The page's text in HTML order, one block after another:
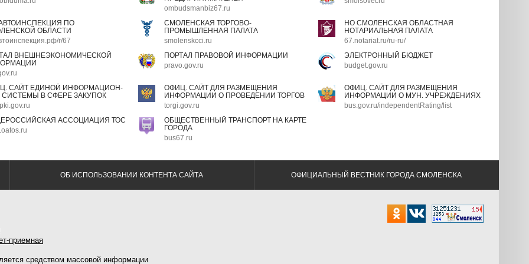
ombudsmanbiz67.ru
ПО
ОБЛАСТИ
r/67
СМОЛЕНСКАЯ ТОРГОВО-
ПРОМЫШЛЕННАЯ ПАЛАТА
smolenskcci.ru
НО СМОЛЕНСКАЯ ОБЛАСТНАЯ
НОТАРИАЛЬНАЯ ПАЛАТА
67.notariat.ru/ru-ru/
ВНЕШНЕЭКОНОМИЧЕСКОЙ
ПОРТАЛ ПРАВОВОЙ ИНФОРМАЦИИ
pravo.gov.ru
ЭЛЕКТРОННЫЙ БЮДЖЕТ
budget.gov.ru
САЙТ ЕДИНОЙ ИНФОРМАЦИОН-
СИСТЕМЫ В СФЕРЕ ЗАКУПОК
ОФИЦ. САЙТ ДЛЯ РАЗМЕЩЕНИЯ
ИНФОРМАЦИИ О ПРОВЕДЕНИИ ТОРГОВ
torgi.gov.ru
ОФИЦ. САЙТ ДЛЯ РАЗМЕЩЕНИЯ
ИНФОРМАЦИИ О МУН. УЧРЕЖДЕНИЯХ
bus.gov.ru/independentRating/list
АССОЦИАЦИЯ ТОС
ОБЩЕСТВЕННЫЙ ТРАНСПОРТ НА КАРТЕ
ГОРОДА
bus67.ru
ОБ ИСПОЛЬЗОВАНИИ КОНТЕНТА САЙТА ОФИЦИАЛЬНЫЙ ВЕСТНИК ГОРОДА СМОЛЕНСКА
приемная
средством массовой информации